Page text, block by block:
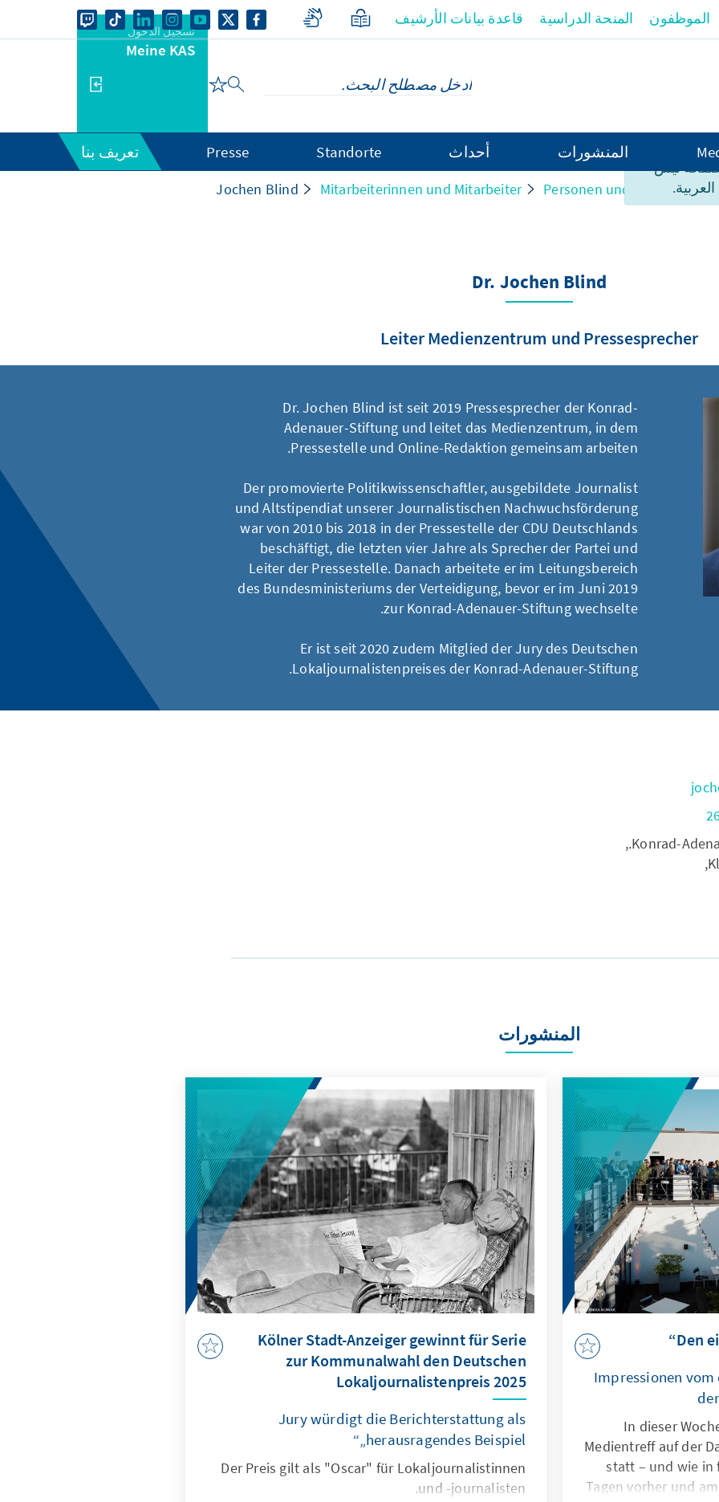
ليس
الموظفون المنحة الدراسية قاعدة بيانات الأرشيف
تسجيل الدخول
Meine KAS
المنشورات أحداث Standorte
Presse تعريف بنا
Personen und Strukturen
Mitarbeiterinnen und Mitarbeiter
Jochen Blind
Dr. Jochen Blind
Leiter Medienzentrum und Pressesprecher
Dr. Jochen Blind ist seit 2019 Pressesprecher der Konrad-
Adenauer-Stiftung und leitet das Medienzentrum, in dem
Pressestelle und Online-Redaktion gemeinsam arbeiten.
Der promovierte Politikwissenschaftler, ausgebildete Journalist
und Altstipendiat unserer Journalistischen Nachwuchsförderung
war von 2010 bis 2018 in der Pressestelle der CDU Deutschlands
beschäftigt, die letzten vier Jahre als Sprecher der Partei und
Leiter der Pressestelle. Danach arbeitete er im Leitungsbereich
des Bundesministeriums der Verteidigung, bevor er im Juni 2019
zur Konrad-Adenauer-Stiftung wechselte.
Er ist seit 2020 zudem Mitglied der Jury des Deutschen
Lokaljournalistenpreises der Konrad-Adenauer-Stiftung.
Konrad-
المنشورات
Impressionen
In dieser
Medientreff auf der
statt – und wie in
Tagen vorher und
KAS
Kölner Stadt-Anzeiger gewinnt für Serie
zur Kommunalwahl den Deutschen
Lokaljournalistenpreis 2025
Jury würdigt die Berichterstattung als
„herausragendes Beispiel“
Der Preis gilt als "Oscar" für Lokaljournalistinnen
und -journalisten.